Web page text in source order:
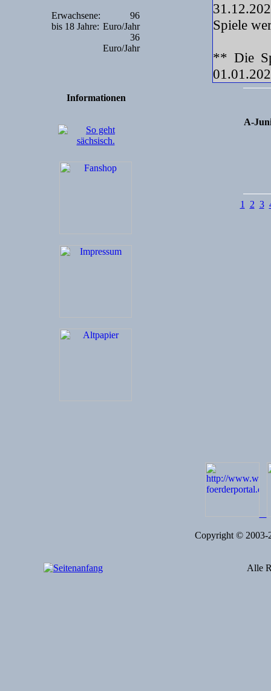
Erwachsene:
bis 18 Jahre:
96
Euro/Jahr
36
Euro/Jahr
Informationen
Spiele
** Die
A-
1 2 3
Copyright ©
Alle